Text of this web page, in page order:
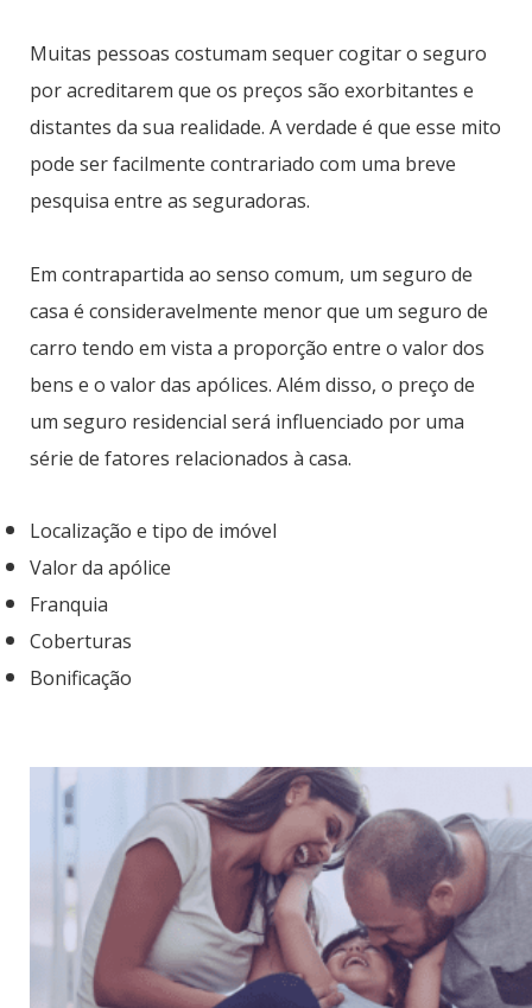
Muitas pessoas costumam sequer cogitar o seguro
por acreditarem que os preços são exorbitantes e
distantes da sua realidade. A verdade é que esse mito
pode ser facilmente contrariado com uma breve
pesquisa entre as seguradoras.
Em contrapartida ao senso comum, um seguro de
casa é consideravelmente menor que um seguro de
carro tendo em vista a proporção entre o valor dos
bens e o valor das apólices. Além disso, o preço de
um seguro residencial será influenciado por uma
série de fatores relacionados à casa.
Localização e tipo de imóvel
Valor da apólice
Franquia
Coberturas
Bonificação